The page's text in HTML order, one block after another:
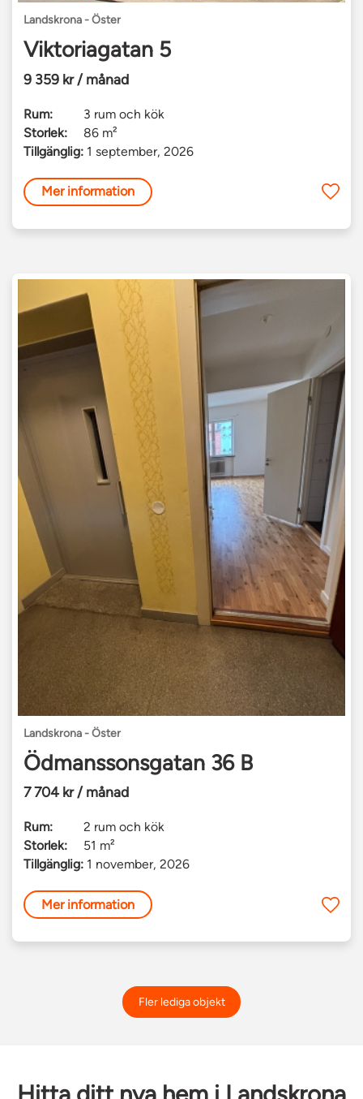
Landskrona - Öster
Viktoriagatan 5
9 359 kr / månad
Rum:
3 rum och kök
Storlek:
86 m²
Tillgänglig: 1 september, 2026
Mer information
Landskrona - Öster
Ödmanssonsgatan 36 B
7 704 kr / månad
Rum:
2 rum och kök
Storlek:
51 m²
Tillgänglig: 1 november, 2026
Mer information
Fler lediga objekt